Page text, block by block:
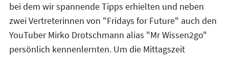
bei dem wir spannende Tipps erhielten und neben
zwei Vertreterinnen von "Fridays for Future" auch den
YouTuber Mirko Drotschmann alias "Mr Wissen2go"
persönlich kennenlernten. Um die Mittagszeit